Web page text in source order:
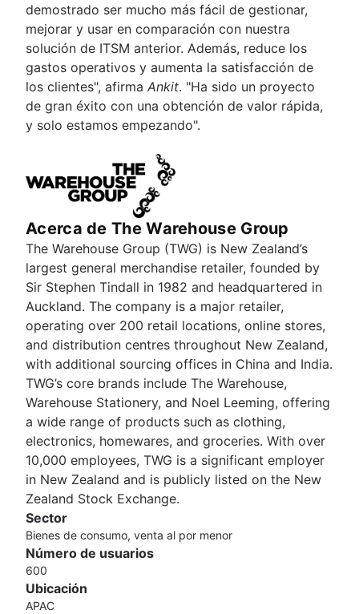
demostrado ser mucho más fácil de gestionar,
mejorar y usar en comparación con nuestra
solución de ITSM anterior. Además, reduce los
gastos operativos y aumenta la satisfacción de
los clientes", afirma Ankit. "Ha sido un proyecto
de gran éxito con una obtención de valor rápida,
y solo estamos empezando".
Acerca de The Warehouse Group
The Warehouse Group (TWG) is New Zealand’s
largest general merchandise retailer, founded by
Sir Stephen Tindall in 1982 and headquartered in
Auckland. The company is a major retailer,
operating over 200 retail locations, online stores,
and distribution centres throughout New Zealand,
with additional sourcing offices in China and India.
TWG’s core brands include The Warehouse,
Warehouse Stationery, and Noel Leeming, offering
a wide range of products such as clothing,
electronics, homewares, and groceries. With over
10,000 employees, TWG is a significant employer
in New Zealand and is publicly listed on the New
Zealand Stock Exchange.
Sector
Bienes de consumo, venta al por menor
Número de usuarios
600
Ubicación
APAC